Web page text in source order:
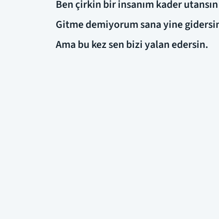
Ben çirkin bir insanım kader utansın
Gitme demiyorum sana yine
Ama bu kez sen bizi yalan edersin.